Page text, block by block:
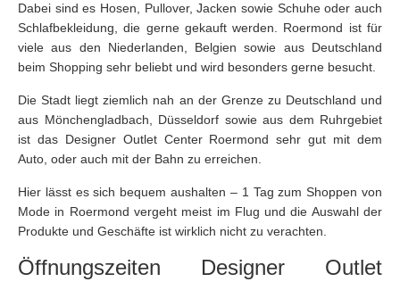
Dabei sind es Hosen, Pullover, Jacken sowie Schuhe oder auch
Schlafbekleidung, die gerne gekauft werden. Roermond ist für
viele aus den Niederlanden, Belgien sowie aus Deutschland
beim Shopping sehr beliebt und wird besonders gerne besucht.
Die Stadt liegt ziemlich nah an der Grenze zu Deutschland und
aus Mönchengladbach, Düsseldorf sowie aus dem Ruhrgebiet
ist das Designer Outlet Center Roermond sehr gut mit dem
Auto, oder auch mit der Bahn zu erreichen.
Hier lässt es sich bequem aushalten – 1 Tag zum Shoppen von
Mode in Roermond vergeht meist im Flug und die Auswahl der
Produkte und Geschäfte ist wirklich nicht zu verachten.
Öffnungszeiten Designer Outlet